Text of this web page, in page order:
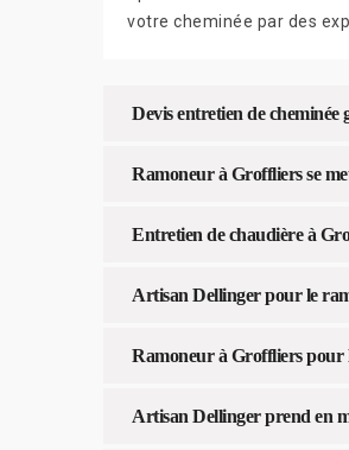
votre cheminée par des
Devis entretien de
Ramoneur à Groffliers se
Entretien de chaudière à
Artisan Dellinger pour le
Ramoneur à Groffliers pour
Artisan Dellinger prend en